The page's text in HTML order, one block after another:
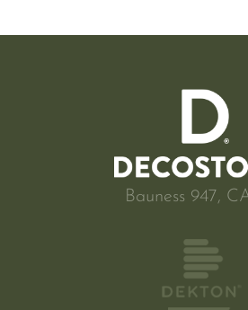
Bauness 947,